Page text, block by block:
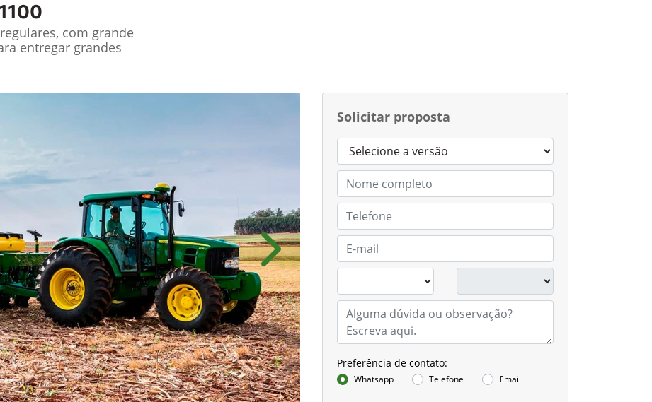
com grande
entregar grandes
Solicitar proposta
Preferência de contato:
Whatsapp Telefone Email
Próximo